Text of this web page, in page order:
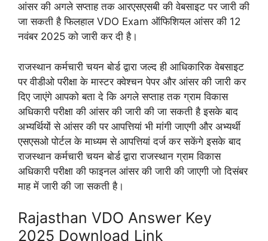
आंसर की अगले सप्ताह तक आरएसएसबी की वेबसाइट पर जारी की
जा सकती है फिलहाल VDO Exam ऑफिशियल आंसर की 12
नवंबर 2025 को जारी कर दी है।
राजस्थान कर्मचारी चयन बोर्ड द्वारा जल्द ही आधिकारिक वेबसाइट
पर वीडीओ परीक्षा के मास्टर क्वेश्चन पेपर और आंसर की जारी कर
दिए जाएंगे आपको बता दे कि अगले सप्ताह तक ग्राम विकास
अधिकारी परीक्षा की आंसर की जारी की जा सकती है इसके बाद
अभ्यर्थियों से आंसर की पर आपत्तियां भी मांगी जाएगी और अभ्यर्थी
एसएसओ पोर्टल के माध्यम से आपत्तियां दर्ज कर सकेंगे इसके बाद
राजस्थान कर्मचारी चयन बोर्ड द्वारा राजस्थान ग्राम विकास
अधिकारी परीक्षा की फाइनल आंसर की जारी की जाएगी जो दिसंबर
माह में जारी की जा सकती है।
Rajasthan VDO Answer Key
2025 Download Link